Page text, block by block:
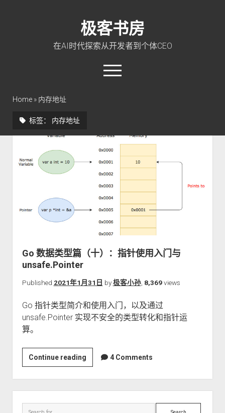
极客书房
在AI时代探索从开发者到个体CEO
open
menu
Go 入门教程
PHP 全栈指南
玩转 ChatGPT
软件工程
成长思维
极客智坊文档
关于本站
Home» 内存地址
标签： 内存地址
Go 数据类型篇（十）：指针使用入门与
unsafe.Pointer
Published 2021年1月31日 by极客小孙, 8,369views
Go 指针类型简介和使用入门，以及通过
unsafe.Pointer 实现不安全的类型转化和指针运
算。
Continue readingGo
数
据
类
型
4 Comments
Search